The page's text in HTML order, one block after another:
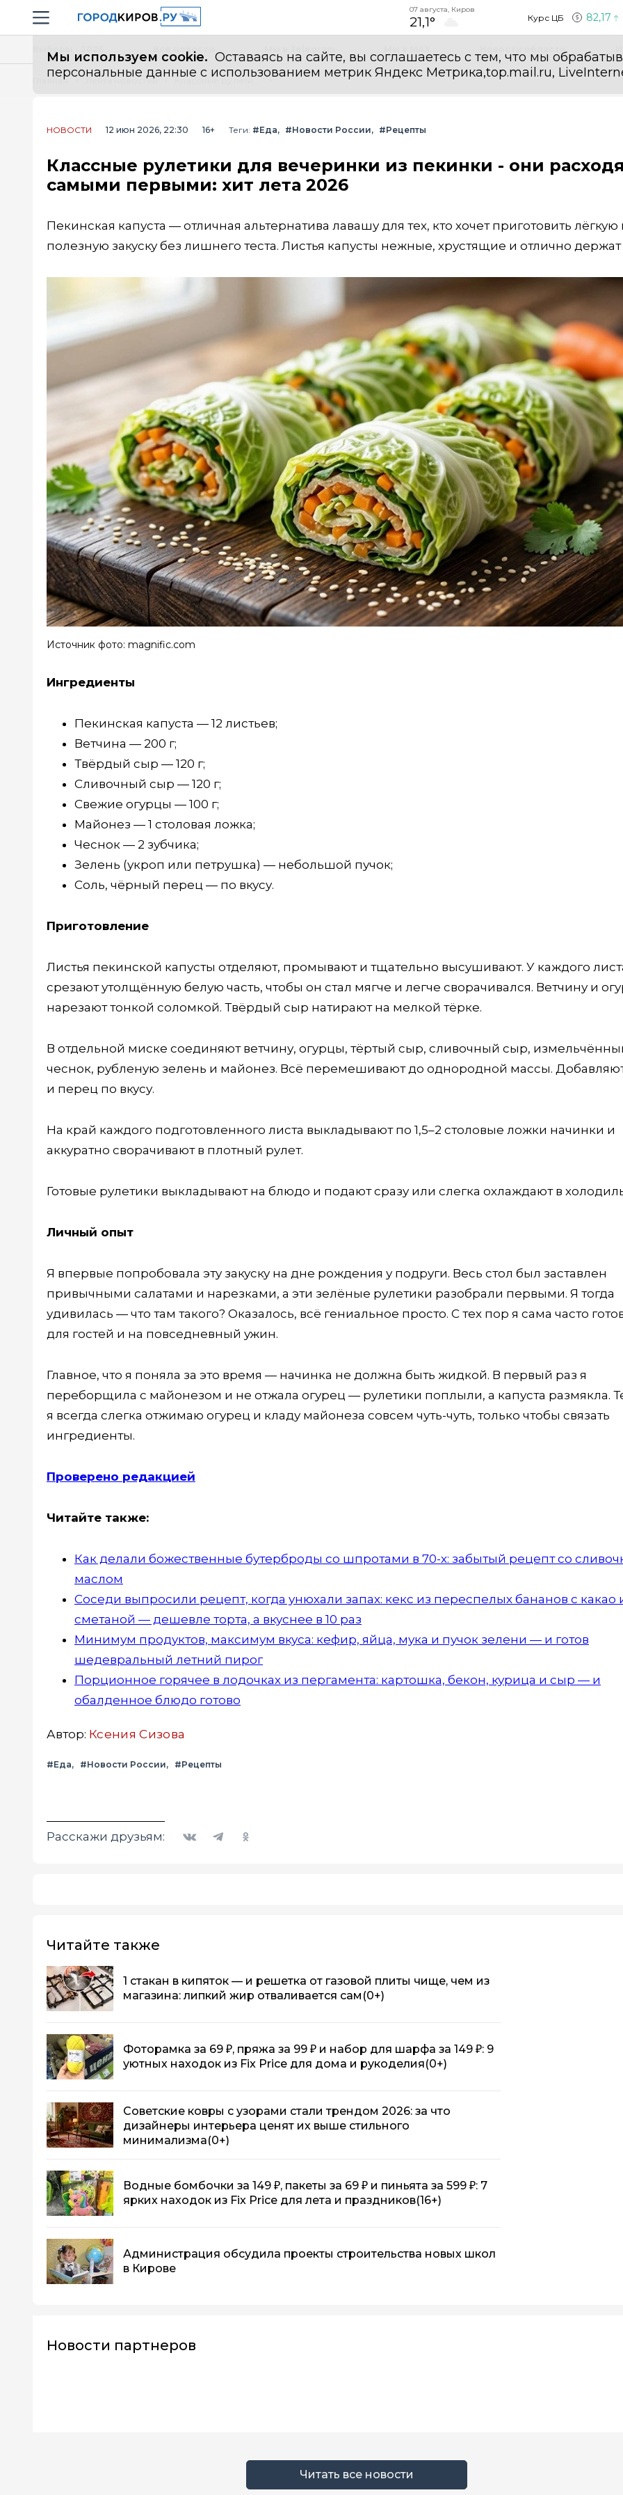
Навигация сайта
07 августа, Киров
21,1° Курс ЦБ 82,17
Мы используем cookie. Оставаясь на сайте, вы соглашаетесь с тем, что мы
персональные данные с использованием метрик Яндекс Метрика,top.mail.ru,
Все новости
Главная Лента новостей
НОВОСТИ 12 июн 2026, 22:30 16+ Теги: #Еда #Новости России #Рецепты
Классные рулетики для вечеринки из пекинки - они
самыми первыми: хит лета 2026
Пекинская капуста — отличная альтернатива лавашу для тех, кто хочет приготовить лёгкую
полезную закуску без лишнего теста. Листья капусты нежные, хрустящие и отлично
Источник фото: magnific.com
Ингредиенты
Пекинская капуста — 12 листьев;
Ветчина — 200 г;
Твёрдый сыр — 120 г;
Сливочный сыр — 120 г;
Свежие огурцы — 100 г;
Майонез — 1 столовая ложка;
Чеснок — 2 зубчика;
Зелень (укроп или петрушка) — небольшой пучок;
Соль, чёрный перец — по вкусу.
Приготовление
Листья пекинской капусты отделяют, промывают и тщательно высушивают. У каждого
срезают утолщённую белую часть, чтобы он стал мягче и легче сворачивался. Ветчину и
нарезают тонкой соломкой. Твёрдый сыр натирают на мелкой тёрке.
В отдельной миске соединяют ветчину, огурцы, тёртый сыр, сливочный сыр,
чеснок, рубленую зелень и майонез. Всё перемешивают до однородной массы.
и перец по вкусу.
На край каждого подготовленного листа выкладывают по 1,5–2 столовые ложки начинки и
аккуратно сворачивают в плотный рулет.
Готовые рулетики выкладывают на блюдо и подают сразу или слегка охлаждают в
Личный опыт
Я впервые попробовала эту закуску на дне рождения у подруги. Весь стол был заставлен
привычными салатами и нарезками, а эти зелёные рулетики разобрали первыми. Я тогда
удивилась — что там такого? Оказалось, всё гениальное просто. С тех пор я сама часто
для гостей и на повседневный ужин.
Главное, что я поняла за это время — начинка не должна быть жидкой. В первый раз я
переборщила с майонезом и не отжала огурец — рулетики поплыли, а капуста размякла.
я всегда слегка отжимаю огурец и кладу майонеза совсем чуть-чуть, только чтобы связать
ингредиенты.
Проверено редакцией
Читайте также:
Как делали божественные бутерброды со шпротами в 70-х: забытый рецепт со
маслом
Соседи выпросили рецепт, когда унюхали запах: кекс из переспелых бананов с какао
сметаной — дешевле торта, а вкуснее в 10 раз
Минимум продуктов, максимум вкуса: кефир, яйца, мука и пучок зелени — и готов
шедевральный летний пирог
Порционное горячее в лодочках из пергамента: картошка, бекон, курица и сыр — и
обалденное блюдо готово
Автор: Ксения Сизова
#Еда #Новости России #Рецепты
Расскажи друзьям:
Читайте также
1 стакан в кипяток — и решетка от газовой плиты чище, чем из
магазина: липкий жир отваливается сам (0+)
Фоторамка за 69 ₽, пряжа за 99 ₽ и набор для шарфа за 149 ₽: 9
уютных находок из Fix Price для дома и рукоделия(0+)
Советские ковры с узорами стали трендом 2026: за что
дизайнеры интерьера ценят их выше стильного
минимализма(0+)
Водные бомбочки за 149 ₽, пакеты за 69 ₽ и пиньята за 599 ₽: 7
ярких находок из Fix Price для лета и праздников(16+)
Администрация обсудила проекты строительства новых школ
в Кирове
Новости партнеров
Читать все новости